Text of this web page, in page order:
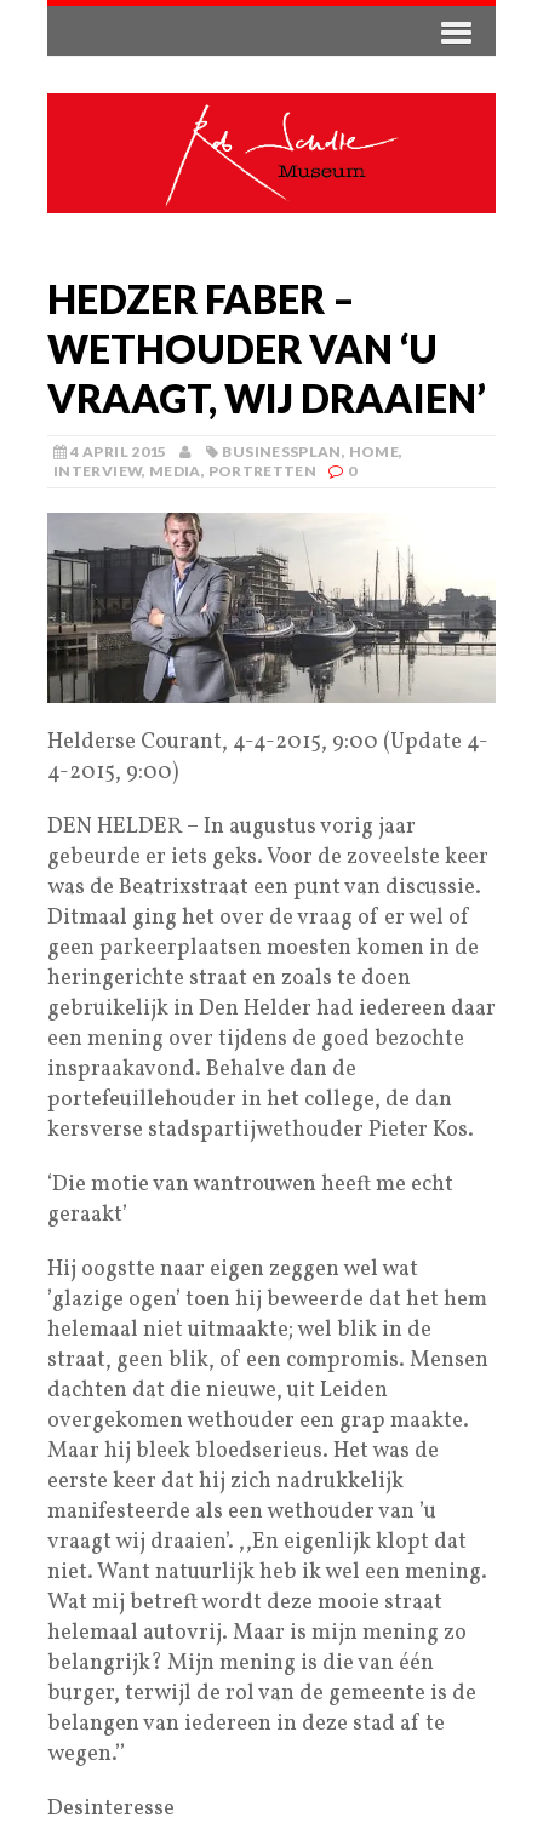
HEDZER FABER –
WETHOUDER VAN ‘U
VRAAGT, WIJ DRAAIEN’
4 APRIL 2015 BUSINESSPLAN, HOME,
INTERVIEW, MEDIA, PORTRETTEN 0
Helderse Courant, 4-4-2015, 9:00 (Update 4-
4-2015, 9:00)
DEN HELDER – In augustus vorig jaar
gebeurde er iets geks. Voor de zoveelste keer
was de Beatrixstraat een punt van discussie.
Ditmaal ging het over de vraag of er wel of
geen parkeerplaatsen moesten komen in de
heringerichte straat en zoals te doen
gebruikelijk in Den Helder had iedereen daar
een mening over tijdens de goed bezochte
inspraakavond. Behalve dan de
portefeuillehouder in het college, de dan
kersverse stadspartijwethouder Pieter Kos.
‘Die motie van wantrouwen heeft me echt
geraakt’
Hij oogstte naar eigen zeggen wel wat
’glazige ogen’ toen hij beweerde dat het hem
helemaal niet uitmaakte; wel blik in de
straat, geen blik, of een compromis. Mensen
dachten dat die nieuwe, uit Leiden
overgekomen wethouder een grap maakte.
Maar hij bleek bloedserieus. Het was de
eerste keer dat hij zich nadrukkelijk
manifesteerde als een wethouder van ’u
vraagt wij draaien’. ,,En eigenlijk klopt dat
niet. Want natuurlijk heb ik wel een mening.
Wat mij betreft wordt deze mooie straat
helemaal autovrij. Maar is mijn mening zo
belangrijk? Mijn mening is die van één
burger, terwijl de rol van de gemeente is de
belangen van iedereen in deze stad af te
wegen.’’
Desinteresse